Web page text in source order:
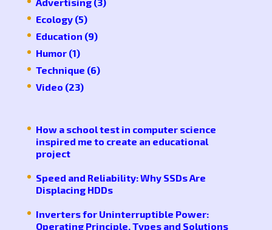
Advertising(3)
Ecology(5)
Education (9)
Humor(1)
Technique (6)
Video (23)
How a school test in computer science
inspired me to create an educational
project
Speed ​​and Reliability: Why SSDs Are
Displacing HDDs
Inverters for Uninterruptible Power:
Operating Principle, Types and Solutions